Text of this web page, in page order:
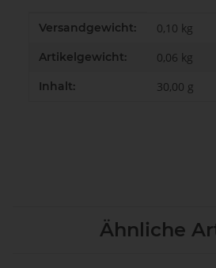
Produkteigenschaft
Wert
Versandgewicht: 0,10 kg
Artikelgewicht: 0,06 kg
Inhalt: 30,00 g
Ähnliche